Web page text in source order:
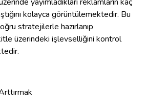
kolayca görüntülemektedir. Bu
stratejilerle hazırlanıp
kitle üzerindeki işlevselliğini kontrol